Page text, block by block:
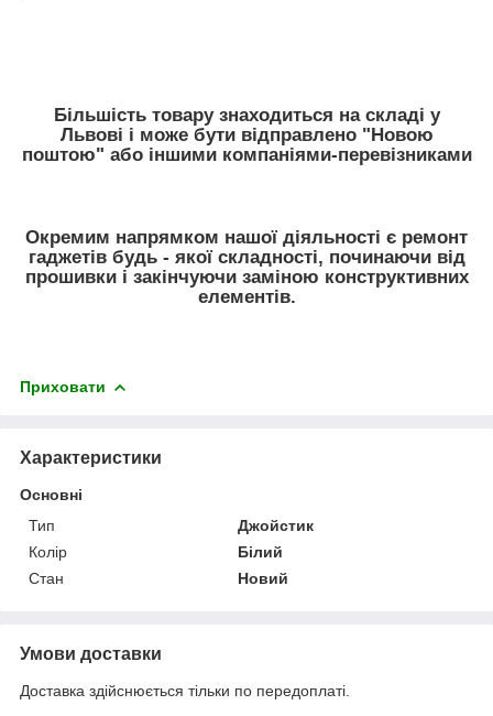
Більшість товару знаходиться на складі у
Львові і може бути відправлено "Новою
поштою" або іншими компаніями-перевізниками
Окремим напрямком нашої діяльності є ремонт
гаджетів будь - якої складності, починаючи від
прошивки і закінчуючи заміною конструктивних
елементів.
Приховати
Характеристики
Основні
Тип
Джойстик
Колір
Білий
Стан
Новий
Умови доставки
Доставка здійснюється тільки по передоплаті.